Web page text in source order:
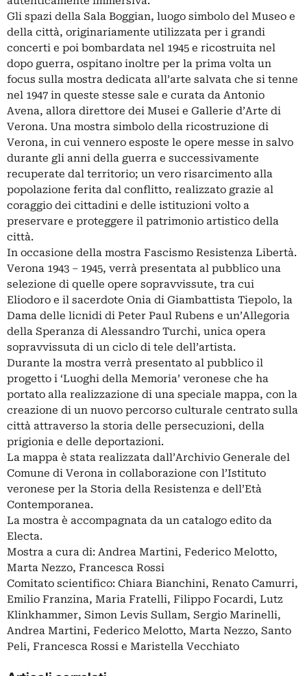
Gli spazi della Sala Boggian, luogo simbolo del Museo e
della città, originariamente utilizzata per i grandi
concerti e poi bombardata nel 1945 e ricostruita nel
dopo guerra, ospitano inoltre per la prima volta un
focus sulla mostra dedicata all’arte salvata che si tenne
nel 1947 in queste stesse sale e curata da Antonio
Avena, allora direttore dei Musei e Gallerie d’Arte di
Verona. Una mostra simbolo della ricostruzione di
Verona, in cui vennero esposte le opere messe in salvo
durante gli anni della guerra e successivamente
recuperate dal territorio; un vero risarcimento alla
popolazione ferita dal conflitto, realizzato grazie al
coraggio dei cittadini e delle istituzioni volto a
preservare e proteggere il patrimonio artistico della
città.
In occasione della mostra Fascismo Resistenza Libertà.
Verona 1943 – 1945, verrà presentata al pubblico una
selezione di quelle opere sopravvissute, tra cui
Eliodoro e il sacerdote Onia di Giambattista Tiepolo, la
Dama delle licnidi di Peter Paul Rubens e un’Allegoria
della Speranza di Alessandro Turchi, unica opera
sopravvissuta di un ciclo di tele dell’artista.
Durante la mostra verrà presentato al pubblico il
progetto i ‘Luoghi della Memoria’ veronese che ha
portato alla realizzazione di una speciale mappa, con la
creazione di un nuovo percorso culturale centrato sulla
città attraverso la storia delle persecuzioni, della
prigionia e delle deportazioni.
La mappa è stata realizzata dall’Archivio Generale del
Comune di Verona in collaborazione con l’Istituto
veronese per la Storia della Resistenza e dell’Età
Contemporanea.
La mostra è accompagnata da un catalogo edito da
Electa.
Mostra a cura di: Andrea Martini, Federico Melotto,
Marta Nezzo, Francesca Rossi
Comitato scientifico: Chiara Bianchini, Renato Camurri,
Emilio Franzina, Maria Fratelli, Filippo Focardi, Lutz
Klinkhammer, Simon Levis Sullam, Sergio Marinelli,
Andrea Martini, Federico Melotto, Marta Nezzo, Santo
Peli, Francesca Rossi e Maristella Vecchiato